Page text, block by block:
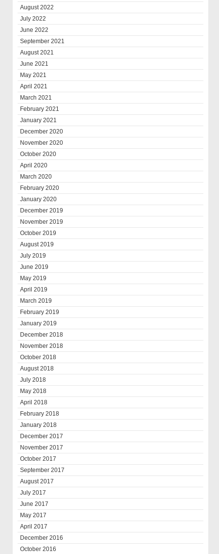
August 2022
July 2022
June 2022
September 2021
August 2021
June 2021
May 2021
April 2021
March 2021
February 2021
January 2021
December 2020
November 2020
October 2020
April 2020
March 2020
February 2020
January 2020
December 2019
November 2019
October 2019
August 2019
July 2019
June 2019
May 2019
April 2019
March 2019
February 2019
January 2019
December 2018
November 2018
October 2018
August 2018
July 2018
May 2018
April 2018
February 2018
January 2018
December 2017
November 2017
October 2017
September 2017
August 2017
July 2017
June 2017
May 2017
April 2017
December 2016
October 2016